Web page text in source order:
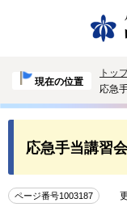
現在の位置
トッ
応急
応急手当講習
ページ番号1003187 更